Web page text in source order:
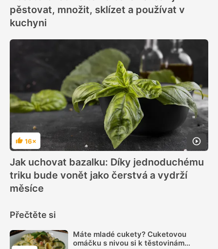
pěstovat, množit, sklízet a používat v
kuchyni
Hodnocení
16×
Jak uchovat bazalku: Díky jednoduchému
triku bude vonět jako čerstvá a vydrží
měsíce
Přečtěte si
Máte mladé cukety? Cuketovou
omáčku s nivou si k těstovinám